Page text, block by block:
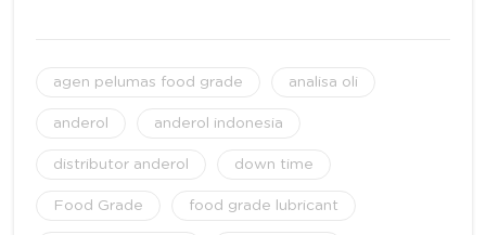
agen pelumas food grade analisa oli
anderol anderol indonesia
distributor anderol down time
Food Grade food grade lubricant